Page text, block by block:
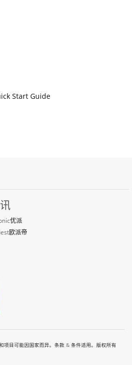
Start Guide
优派
欧派帝
目可能因国家而异。条款 & 条件适用。版权所有